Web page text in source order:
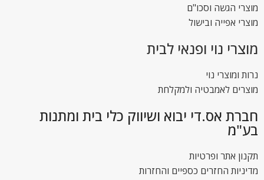
מוצרי הגשה וסכו"ם
מוצרי אפייה ובישול
מוצרי נוי ופנאי לבית
נרות ומוצרי נוי
מוצרים לאמבטיה ולמקלחת
חברת אס.די יבוא ושיווק כלי בית ומתנות
בע"מ
תקנון אתר ופרטיות
מדיניות החזרים כספיים והחזרות